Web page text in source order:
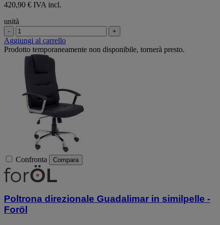
420,90 € IVA incl.
unità
- +
Aggiungi al carrello
Prodotto temporaneamente non disponibile, tornerà presto.
Confronta Compara
Poltrona direzionale Guadalimar in similpelle -
Foröl